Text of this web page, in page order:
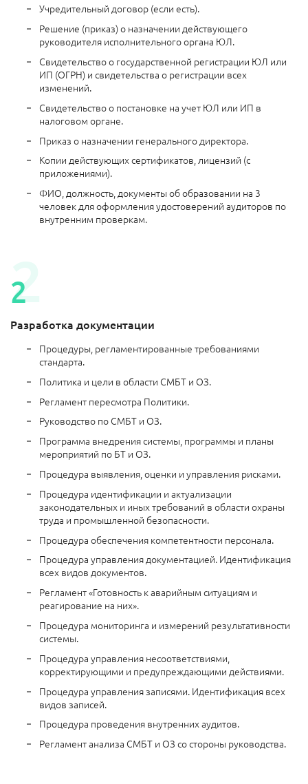
Учредительный договор (если есть).
Решение (приказ) о назначении действующего
руководителя исполнительного органа ЮЛ.
Свидетельство о государственной регистрации ЮЛ или
ИП (ОГРН) и свидетельства о регистрации всех
изменений.
Свидетельство о постановке на учет ЮЛ или ИП в
налоговом органе.
Приказ о назначении генерального директора.
Копии действующих сертификатов, лицензий (с
приложениями).
ФИО, должность, документы об образовании на 3
человек для оформления удостоверений аудиторов по
внутренним проверкам.
Разработка документации
Процедуры, регламентированные требованиями
стандарта.
Политика и цели в области СМБТ и ОЗ.
Регламент пересмотра Политики.
Руководство по СМБТ и ОЗ.
Программа внедрения системы, программы и планы
мероприятий по БТ и ОЗ.
Процедура выявления, оценки и управления рисками.
Процедура идентификации и актуализации
законодательных и иных требований в области охраны
труда и промышленной безопасности.
Процедура обеспечения компетентности персонала.
Процедура управления документацией. Идентификация
всех видов документов.
Регламент «Готовность к аварийным ситуациям и
реагирование на них».
Процедура мониторинга и измерений результативности
системы.
Процедура управления несоответствиями,
корректирующими и предупреждающими действиями.
Процедура управления записями. Идентификация всех
видов записей.
Процедура проведения внутренних аудитов.
Регламент анализа СМБТ и ОЗ со стороны руководства.